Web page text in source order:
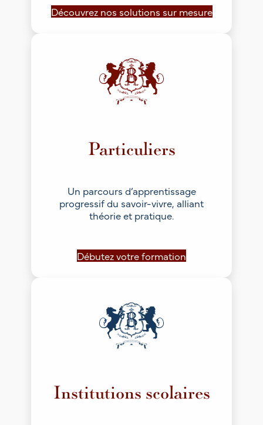
Découvrez nos solutions sur mesure
Particuliers
Un parcours d’apprentissage
progressif du savoir-vivre, alliant
théorie et pratique.
Débutez votre formation
Institutions scolaires